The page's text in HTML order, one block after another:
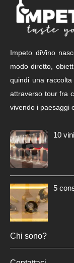
Impeto diVino
modo diretto,
quindi una
attraverso tour fra
vivendo i paesaggi
10
5
Chi sono?